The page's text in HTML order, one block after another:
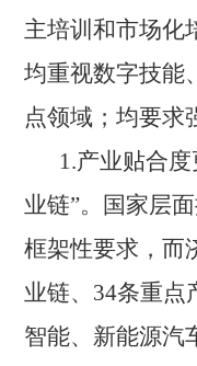
主培训和市场化
均重视数字技能
点领域；均要求
1.产业贴合
业链”。国家层
框架性要求，而
业链、34条重点
智能、新能源汽